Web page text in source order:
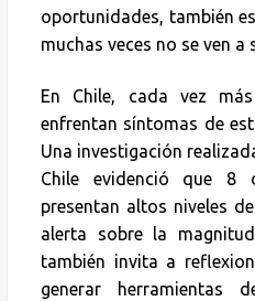
oportunidades, también
muchas veces no se ven a
En Chile, cada vez
enfrentan síntomas de
Una investigación
Chile evidenció que 8
presentan altos niveles
alerta sobre la
también invita a
generar herramientas